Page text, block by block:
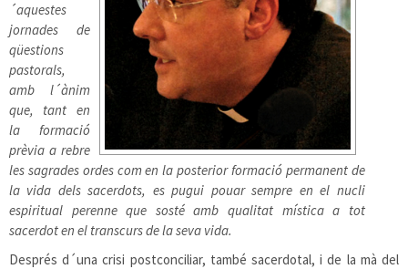
´aquestes
jornades de
qüestions
pastorals,
amb l´ànim
que, tant en
la formació
prèvia a rebre
les sagrades ordes com en la posterior formació permanent de
la vida dels sacerdots, es pugui pouar sempre en el nucli
espiritual perenne que sosté amb qualitat mística a tot
sacerdot en el transcurs de la seva vida.
Després d´una crisi postconciliar, també sacerdotal, i de la mà del